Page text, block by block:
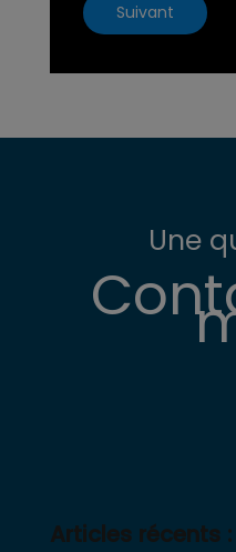
Suivant
Une
Articles récents :